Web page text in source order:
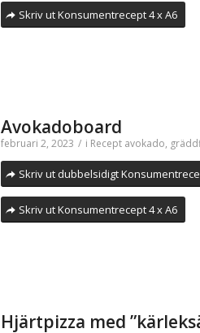
Skriv ut Konsumentrecept 4 x A6
Avokadoboard
februari 2, 2023 / i Recept avokado,
Skriv ut dubbelsidigt
Skriv ut Konsumentrecept 4 x A6
Hjärtpizza med